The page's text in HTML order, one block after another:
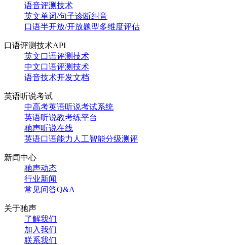
语音评测技术
英文单词/句子诊断纠音
口语半开放/开放题型多维度评估
口语评测技术API
英文口语评测技术
中文口语评测技术
语音技术开发文档
英语听说考试
中高考英语听说考试系统
英语听说教考练平台
驰声听说在线
英语口语能力人工智能分级测评
新闻中心
驰声动态
行业新闻
常见问答Q&A
关于驰声
了解我们
加入我们
联系我们